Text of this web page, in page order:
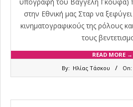
υπογραφή του Βαγγέλη Γκούφα)
στην Εθνική μας Σταρ να
κινηματογραφικούς της ρόλους
τους
READ MORE →
By: Ηλίας Τάσκου On: